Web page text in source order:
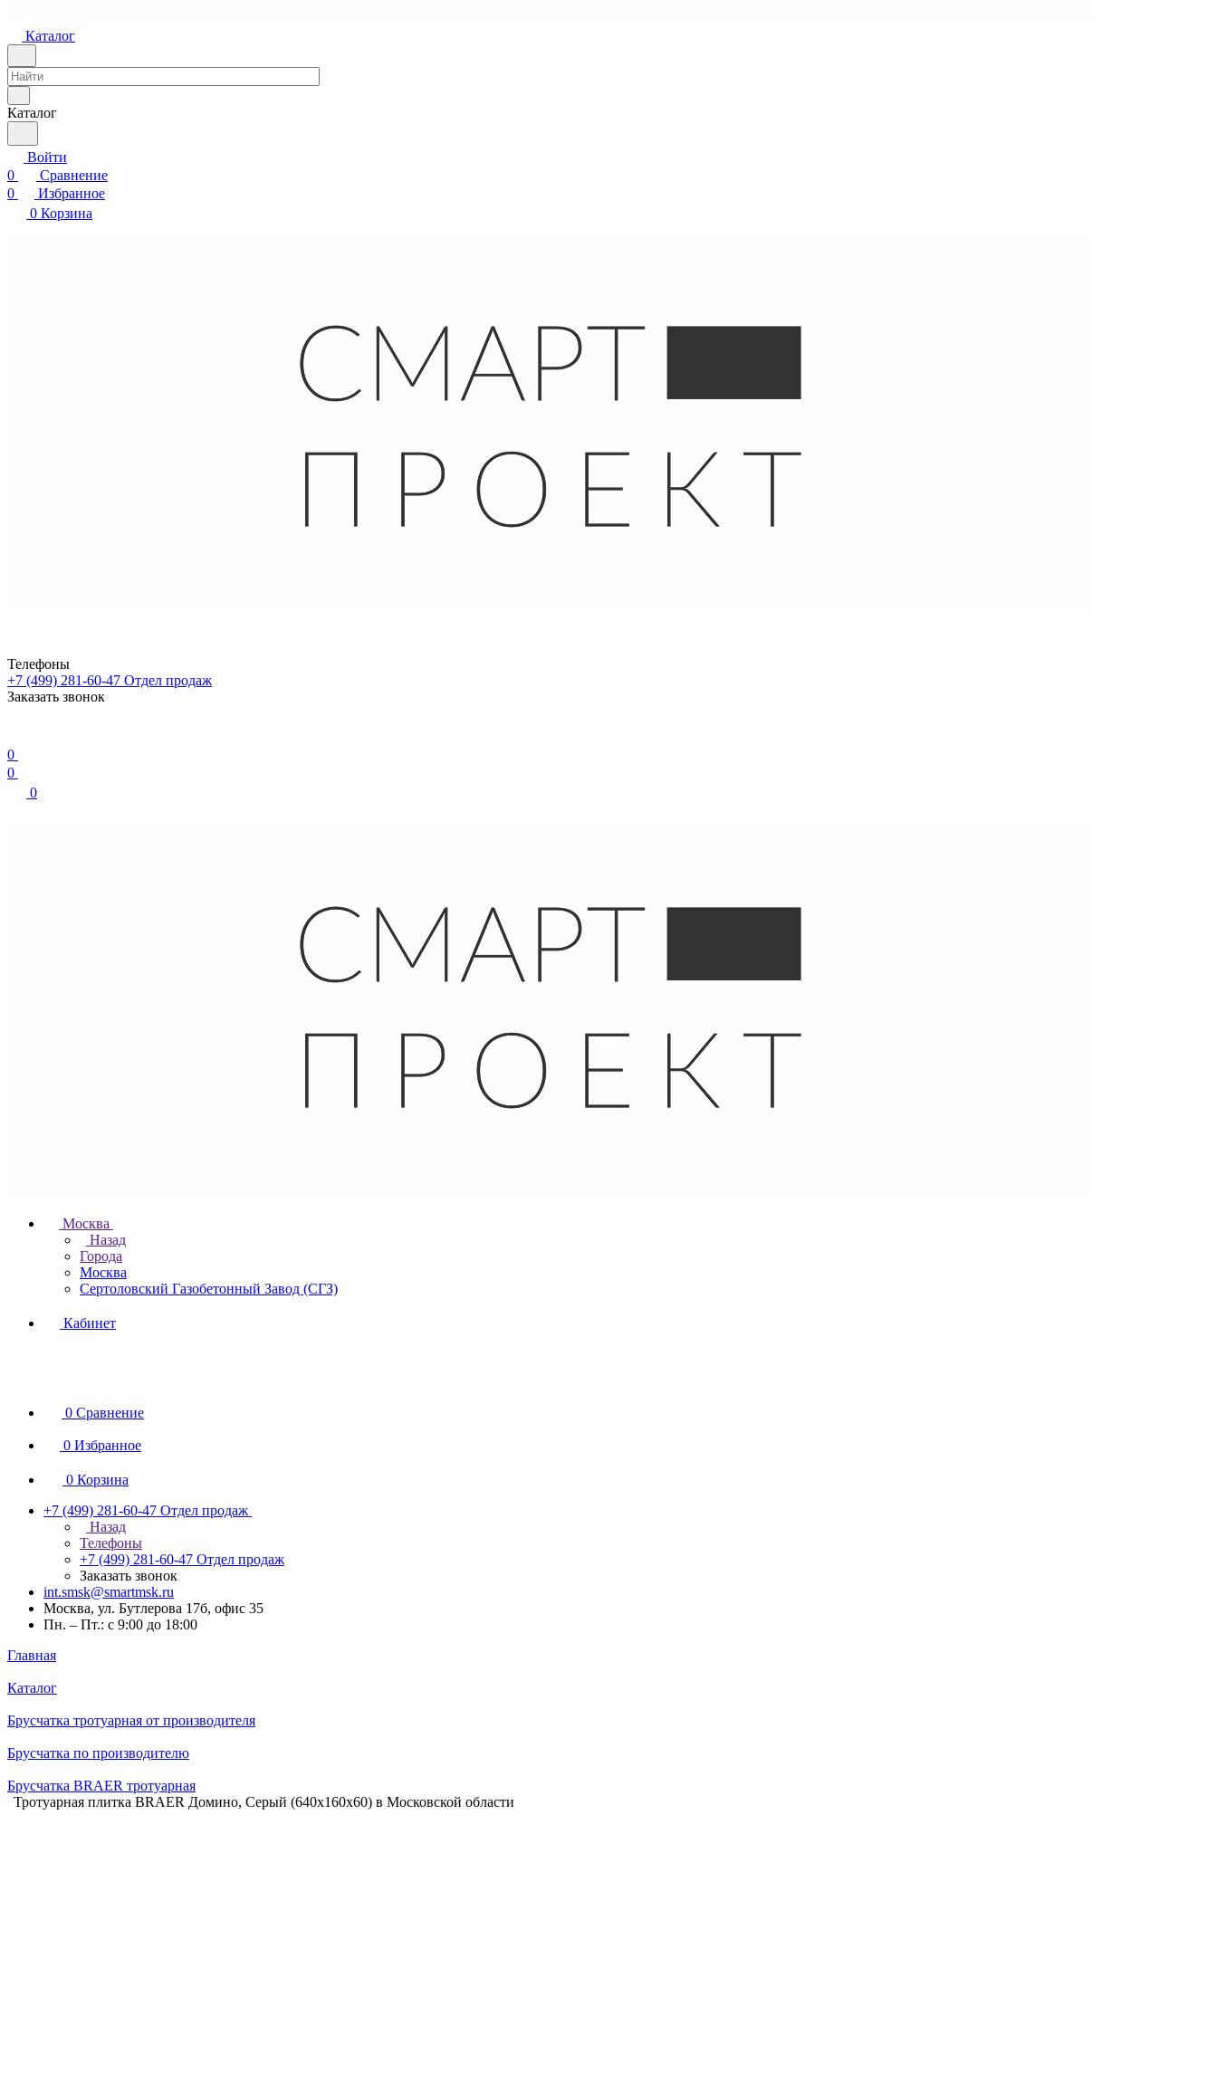
Каталог
Каталог
Войти
0
Сравнение
0
Избранное
0 Корзина
Телефоны
+7 (499) 281-60-47 Отдел продаж
Заказать звонок
0
0
0
Москва
Назад
Города
Москва
Сертоловский Газобетонный Завод (СГЗ)
Кабинет
0 Сравнение
0 Избранное
0 Корзина
+7 (499) 281-60-47 Отдел продаж
Назад
Телефоны
+7 (499) 281-60-47 Отдел продаж
Заказать звонок
int.smsk@smartmsk.ru
Москва, ул. Бутлерова 17б, офис 35
Пн. – Пт.: с 9:00 до 18:00
Главная
Каталог
Брусчатка тротуарная от производителя
Брусчатка по производителю
Брусчатка BRAER тротуарная
Тротуарная плитка BRAER Домино, Серый (640х160х60) в Московской области